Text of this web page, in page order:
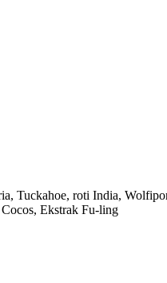
Tuckahoe, roti India,
Ekstrak Fu-ling